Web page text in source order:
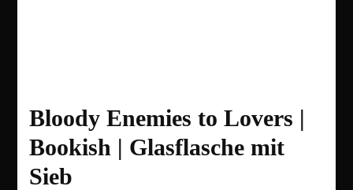
Bloody Enemies to Lovers |
Bookish | Glasflasche mit
Sieb